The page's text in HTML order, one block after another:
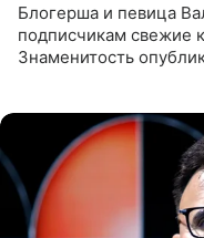
Блогерша и певица
подписчикам свежие
Знаменитость